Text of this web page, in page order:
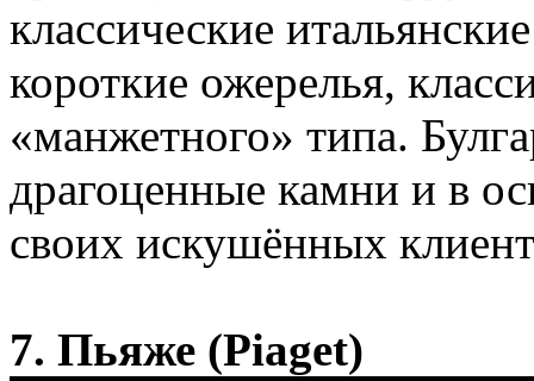
классические
короткие ожерелья,
«манжетного» типа.
драгоценные камни и в
своих искушённых
7. Пьяже (Piaget)